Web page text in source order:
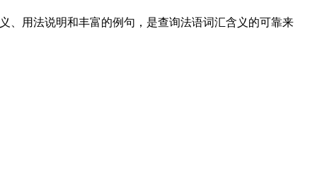
、用法说明和丰富的例句，是查询法语词汇含义的可靠来